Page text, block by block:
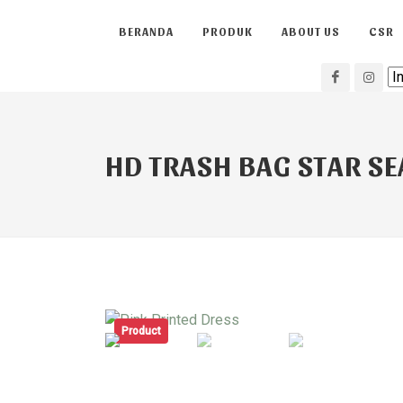
BERANDA PRODUK ABOUT US CSR
HD TRASH BAG STAR
Product